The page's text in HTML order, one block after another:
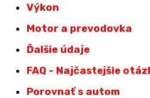
Výkon
Motor a prevodovka
Ďalšie údaje
FAQ - Najčastejšie
Porovnať s autom